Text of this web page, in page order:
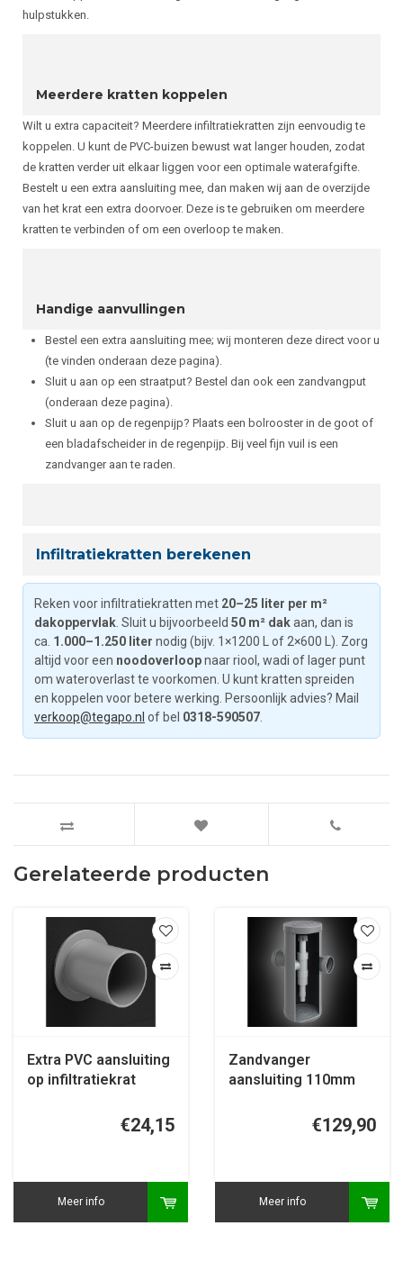
hulpstukken.
Meerdere kratten koppelen
Wilt u extra capaciteit? Meerdere infiltratiekratten zijn eenvoudig te
koppelen. U kunt de PVC-buizen bewust wat langer houden, zodat
de kratten verder uit elkaar liggen voor een optimale waterafgifte.
Bestelt u een extra aansluiting mee, dan maken wij aan de overzijde
van het krat een extra doorvoer. Deze is te gebruiken om meerdere
kratten te verbinden of om een overloop te maken.
Handige aanvullingen
Bestel een extra aansluiting mee; wij monteren deze direct voor u
(te vinden onderaan deze pagina).
Sluit u aan op een straatput? Bestel dan ook een zandvangput
(onderaan deze pagina).
Sluit u aan op de regenpijp? Plaats een bolrooster in de goot of
een bladafscheider in de regenpijp. Bij veel fijn vuil is een
zandvanger aan te raden.
Infiltratiekratten berekenen
Reken voor infiltratiekratten met 20–25 liter per m²
dakoppervlak . Sluit u bijvoorbeeld 50 m² dakaan, dan is
ca. 1.000–1.250 liter nodig (bijv. 1×1200 L of 2×600 L). Zorg
altijd voor een noodoverloopnaar riool, wadi of lager punt
om wateroverlast te voorkomen. U kunt kratten spreiden
en koppelen voor betere werking. Persoonlijk advies? Mail
verkoop@tegapo.nl of bel 0318-590507
Gerelateerde producten
Extra PVC aansluiting
op infiltratiekrat
€24,15
Meer info
Zandvanger
aansluiting 110mm
€129,90
Meer info